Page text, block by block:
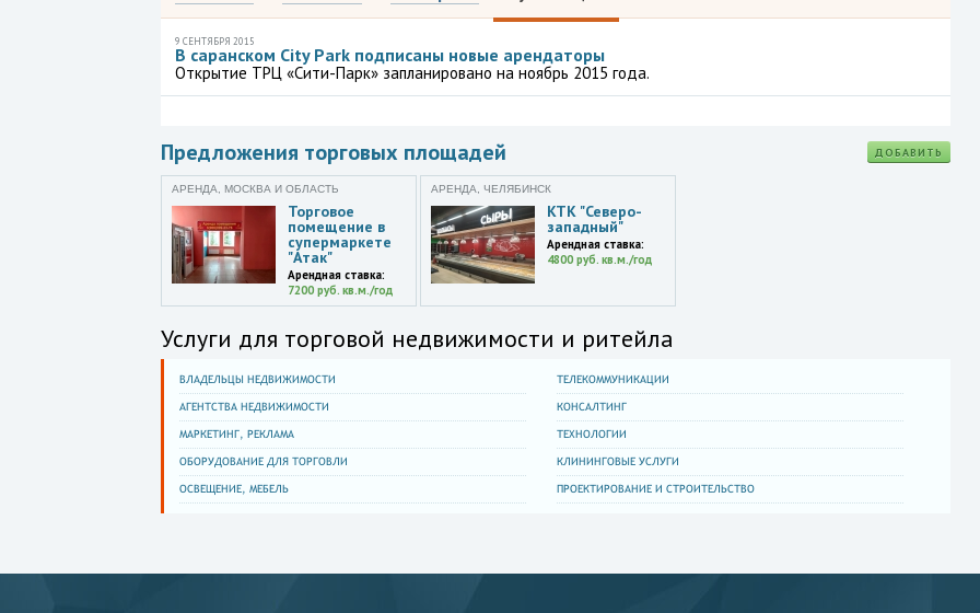
9 СЕНТЯБРЯ 2015
В саранском City Park подписаны новые арендаторы
Открытие ТРЦ «Сити-Парк» запланировано на ноябрь 2015 года.
ДОБАВИТЬ
Предложения торговых площадей
АРЕНДА, МОСКВА И ОБЛАСТЬ
Торговое
помещение в
супермаркете
"Атак"
Арендная ставка:
7200 руб. кв.м./год
АРЕНДА, ЧЕЛЯБИНСК
КТК "Северо-
западный"
Арендная ставка:
4800 руб. кв.м./год
Услуги для торговой недвижимости и ритейла
ВЛАДЕЛЬЦЫ НЕДВИЖИМОСТИ ТЕЛЕКОММУНИКАЦИИ
АГЕНТСТВА НЕДВИЖИМОСТИ КОНСАЛТИНГ
МАРКЕТИНГ, РЕКЛАМА ТЕХНОЛОГИИ
ОБОРУДОВАНИЕ ДЛЯ ТОРГОВЛИ КЛИНИНГОВЫЕ УСЛУГИ
ОСВЕЩЕНИЕ, МЕБЕЛЬ ПРОЕКТИРОВАНИЕ И СТРОИТЕЛЬСТВО